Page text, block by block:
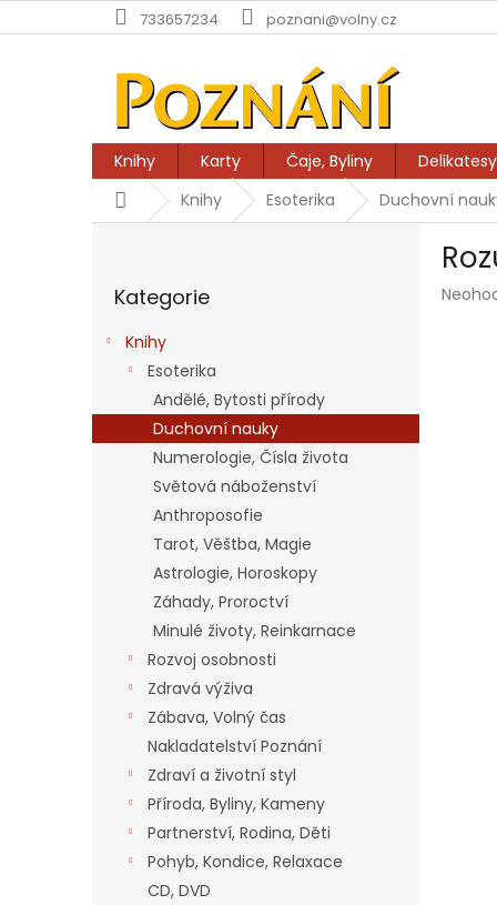
na
733657234 poznani@volny.cz
Knihy Karty Čaje, Byliny Delikatesy
DomůKnihy Esoterika Duchovní
kategorie
Kategorie
Knihy
Esoterika
Andělé, Bytosti přírody
Duchovní nauky
Numerologie, Čísla života
Světová náboženství
Anthroposofie
Tarot, Věštba, Magie
Astrologie, Horoskopy
Záhady, Proroctví
Minulé životy, Reinkarnace
Rozvoj osobnosti
Zdravá výživa
Zábava, Volný čas
Nakladatelství Poznání
Zdraví a životní styl
Příroda, Byliny, Kameny
Partnerství, Rodina, Děti
Pohyb, Kondice, Relaxace
CD, DVD